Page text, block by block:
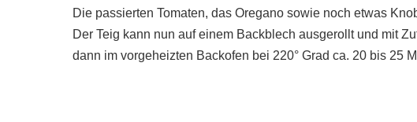
Die passierten Tomaten, das Oregano sowie noch etwas
Der Teig kann nun auf einem Backblech ausgerollt und mit
dann im vorgeheizten Backofen bei 220° Grad ca. 20 bis 25